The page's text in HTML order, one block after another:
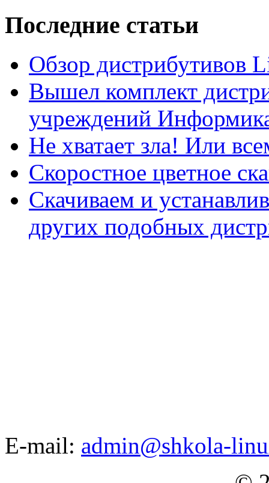
Последние статьи
Обзор дистрибутивов
Вышел комплект
учреждений
Не хватает зла! Или
Скоростное цветное
Скачиваем и
других подобных
E-mail: admin@shkola-